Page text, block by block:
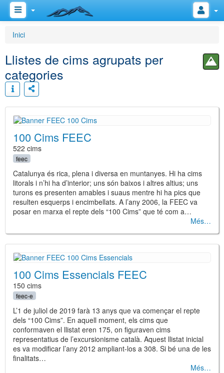
Inici
Llistes de cims agrupats per
categories
100 Cims FEEC
522 cims
feec
Catalunya és rica, plena i diversa en muntanyes. Hi ha cims
litorals i n’hi ha d’interior; uns són baixos i altres altius; uns
turons es presenten amables i suaus mentre hi ha pics que
resulten esquerps i encimbellats. A l’any 2006, la FEEC va
posar en marxa el repte dels “100 Cims” que té com a…
Més
100 Cims Essencials FEEC
150 cims
feec-e
L’1 de juliol de 2019 farà 13 anys que va començar el repte
dels “100 Cims”. En aquell moment, els cims que
conformaven el llistat eren 175, on figuraven cims
representatius de l’excursionisme català. Aquest llistat inicial
es va modificar l’any 2012 ampliant-los a 308. Si bé una de les
finalitats…
Més